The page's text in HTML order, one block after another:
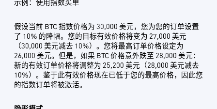
示例：使用指数买单
假设当前 BTC 指数价格为 30,000 美元，您为您的订单设置
了 10% 的降幅。您的目标有效价格将变为 27,000 美元
（30,000 美元减去 10%）。您将最高订单价格设定为
26,000 美元。但是，如果 BTC 价格意外跌至 28,000 美元：
新的有效订单价格将调整为 25,200 美元（28,000 美元减去
10%）。鉴于此有效价格现在已低于您的最高价格，因此您
的指数订单将被激活。